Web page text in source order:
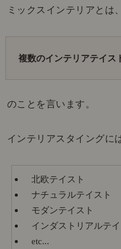
ミックスインテリアとは、
複数のインテリアテイス
のことを言います。
インテリアスタイングに
北欧テイスト
ナチュラルテイスト
モダンテイスト
インダストリアルテイ
etc...